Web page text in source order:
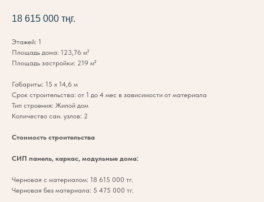
18 615 000 тңг.
Этажей: 1
Площадь дома: 123,76 м²
Площадь застройки: 219 м²
Габариты: 15 х 14,6 м
Срок строительства: от 1 до 4 мес в зависимости от материала
Тип строения: Жилой дом
Количество сан. узлов: 2
Стоимость строительства
СИП панель, каркас, модульные дома:
Черновая с материалом: 18 615 000 тг.
Черновая без материала: 5 475 000 тг.